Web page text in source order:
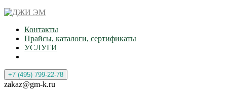
Контакты
Прайсы, каталоги, сертификаты
УСЛУГИ
+7 (495) 799-22-78
zakaz@gm-k.ru